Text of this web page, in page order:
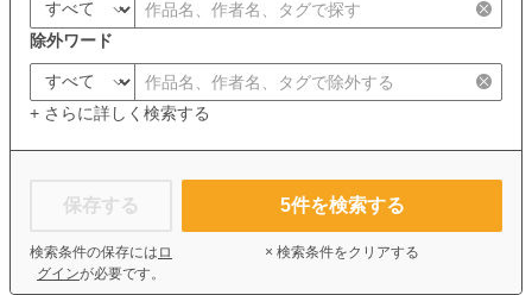
除外ワード
+ さらに詳しく検索する
保存する
検索条件の保存には ロ
グインが必要です。
5件を検索する
× 検索条件をクリアする